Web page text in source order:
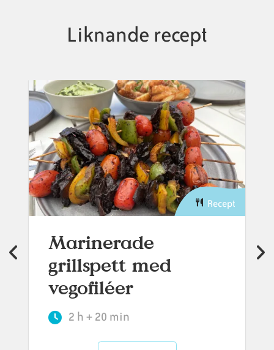
Liknande recept
Recept
Marinerade
grillspett med
vegofiléer
2 h + 20 min